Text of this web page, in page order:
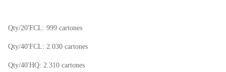
Qty/20'FCL: 999 cartones
Qty/40'FCL: 2.030 cartones
Qty/40'HQ: 2.310 cartones